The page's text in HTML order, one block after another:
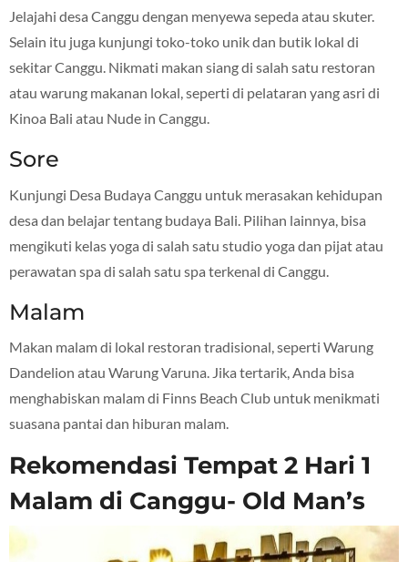
Jelajahi desa Canggu dengan menyewa sepeda atau skuter.
Selain itu juga kunjungi toko-toko unik dan butik lokal di
sekitar Canggu. Nikmati makan siang di salah satu restoran
atau warung makanan lokal, seperti di pelataran yang asri di
Kinoa Bali atau Nude in Canggu.
Sore
Kunjungi Desa Budaya Canggu untuk merasakan kehidupan
desa dan belajar tentang budaya Bali. Pilihan lainnya, bisa
mengikuti kelas yoga di salah satu studio yoga dan pijat atau
perawatan spa di salah satu spa terkenal di Canggu.
Malam
Makan malam di lokal restoran tradisional, seperti Warung
Dandelion atau Warung Varuna. Jika tertarik, Anda bisa
menghabiskan malam di Finns Beach Club untuk menikmati
suasana pantai dan hiburan malam.
Rekomendasi Tempat 2 Hari 1
Malam di Canggu- Old Man’s